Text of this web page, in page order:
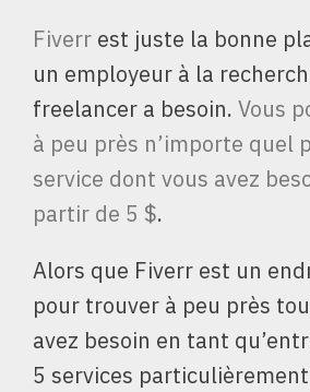
Fiverr est juste la bonne
un employeur à la
freelancer a besoin. Vous
à peu près n’importe quel
service dont vous avez
partir de 5 $.
Alors que Fiverr est un
pour trouver à peu près
avez besoin en tant
5 services